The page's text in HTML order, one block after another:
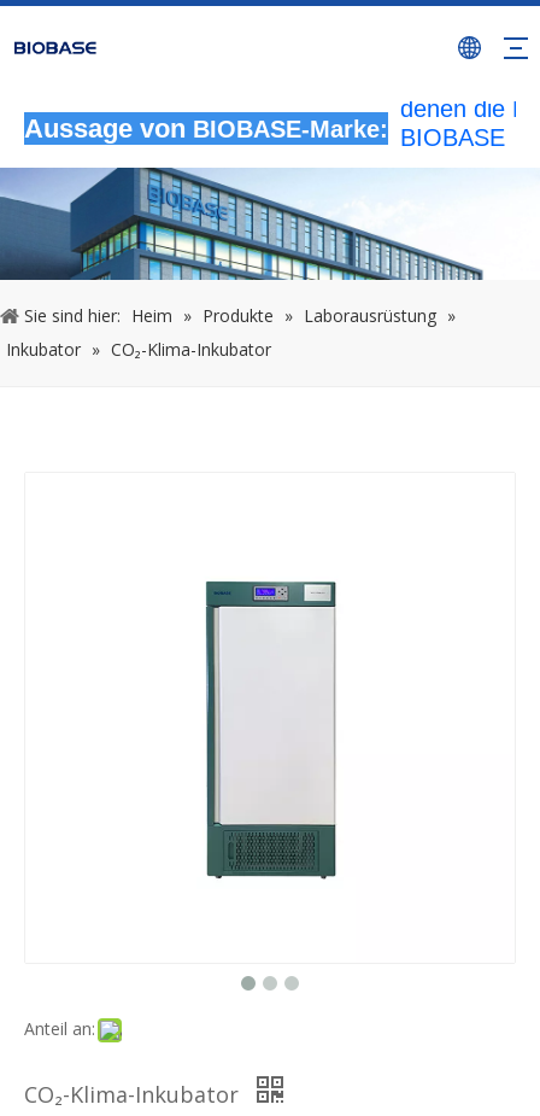
Aussage von BIOBASE-Marke:
Alle nicht
autorisierten
denen die
BIOBASE
Verletzung
Haftung
Sie sind hier: Heim » Produkte » Laborausrüstung »
Inkubator » CO₂-Klima-Inkubator
Anteil an:
CO₂-Klima-Inkubator